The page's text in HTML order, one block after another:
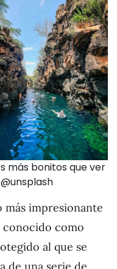
más bonitos que ver
más impresionante
conocido como
al que se